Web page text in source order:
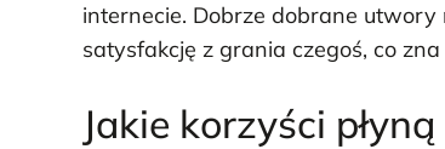
internecie. Dobrze dobrane
satysfakcję z grania czegoś, co zna
Jakie korzyści